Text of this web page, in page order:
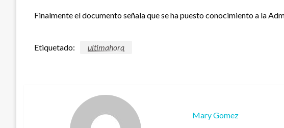
Finalmente el documento señala que se ha puesto conocimiento a la
Etiquetado: ultimahora
Mary Gomez